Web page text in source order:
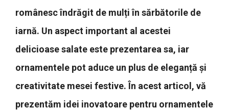
românesc îndrăgit de mulți în sărbătorile de
iarnă. Un aspect important al acestei
delicioase salate este prezentarea sa, iar
ornamentele pot aduce un plus de eleganță și
creativitate mesei festive. În acest articol, vă
prezentăm idei inovatoare pentru ornamentele